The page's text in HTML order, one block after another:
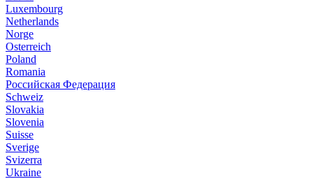
Luxembourg
Netherlands
Norge
Osterreich
Poland
Romania
Российская Федерация
Schweiz
Slovakia
Slovenia
Suisse
Sverige
Svizerra
Ukraine